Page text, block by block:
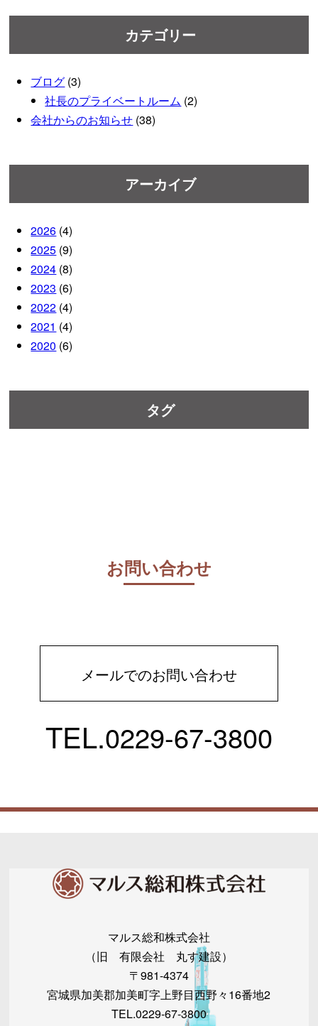
カテゴリー
ブログ (3)
社長のプライベートルーム (2)
会社からのお知らせ (38)
アーカイブ
2026 (4)
2025 (9)
2024 (8)
2023 (6)
2022 (4)
2021 (4)
2020 (6)
タグ
お問い合わせ
メールでのお問い合わせ
TEL.0229-67-3800
マルス総和株式会社
（旧 有限会社 丸す建設）
〒981-4374
宮城県加美郡加美町字上野目西野々16番地2
TEL.0229-67-3800